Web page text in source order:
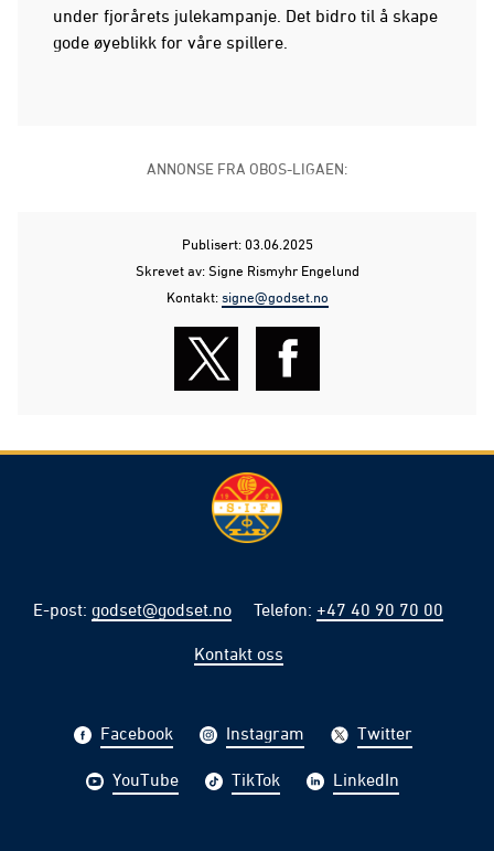
under fjorårets julekampanje. Det bidro til å skape
gode øyeblikk for våre spillere.
ANNONSE FRA OBOS-LIGAEN:
Publisert: 03.06.2025
Skrevet av: Signe Rismyhr Engelund
Kontakt:signe@godset.no
E-post: godset@godset.no Telefon: +47 40 90 70 00
Kontakt oss
Facebook Instagram Twitter
YouTube TikTok LinkedIn